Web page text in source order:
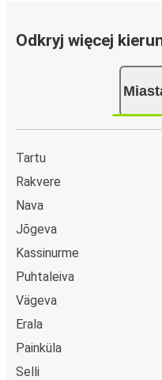
Odkryj więcej
Tartu
Rakvere
Nava
Jõgeva
Kassinurme
Puhtaleiva
Vägeva
Erala
Painküla
Selli